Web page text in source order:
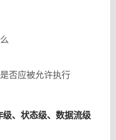
否应被允许执行
级、状态级、数据流级